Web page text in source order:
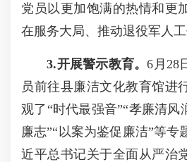
党员以更加饱满的热情和更
在服务大局、推动退役军人工
3.开展警示教育。6月28
员前往县廉洁文化教育馆进
观了“时代最强音”“孝廉清风
廉志”“以案为鉴促廉洁”等专
近平总书记关于全面从严治